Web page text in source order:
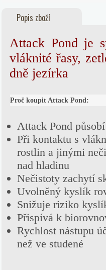
Popis zboží
Attack Pond je
vláknité řasy,
dně jezírka
Proč koupit Attack Pond:
Attack Pond
Při kontaktu s
rostlin a jinými
nad hladinu
Nečistoty zachytí
Uvolněný kyslík
Snižuje riziko
Přispívá k
Rychlost nástupu
než ve studené